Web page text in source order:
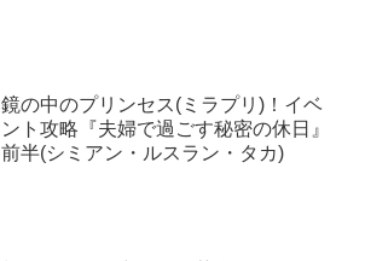
鏡の中のプリンセス(ミラプリ)！イベ
ント攻略『夫婦で過ごす秘密の休日』
前半(シミアン・ルスラン・タカ)